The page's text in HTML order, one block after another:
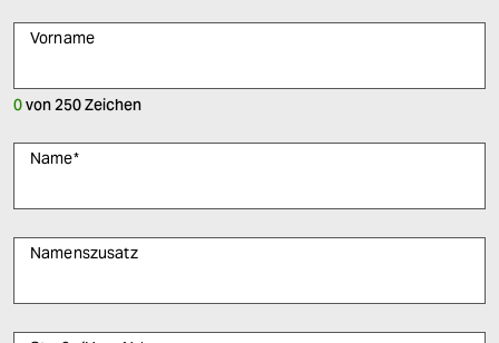
Vorname
0von250Zeichen
Name*
Namenszusatz